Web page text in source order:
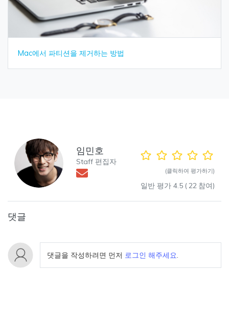
Mac에서 파티션을 제거하는 방법
임민호
Staff 편집자
(클릭하여 평가하기)
일반 평가 4.5 (22 참여)
댓글
댓글을 작성하려면 먼저 로그인 해주세요.